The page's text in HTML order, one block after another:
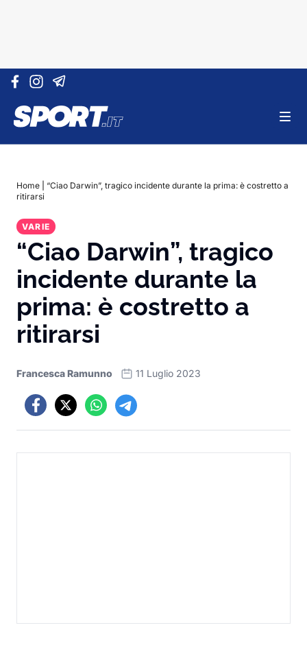
Vai al contenuto
Home
“Ciao Darwin”, tragico incidente durante la prima: è costretto a
ritirarsi
VARIE
“Ciao Darwin”, tragico
incidente durante la
prima: è costretto a
ritirarsi
Francesca Ramunno 11 Luglio 2023